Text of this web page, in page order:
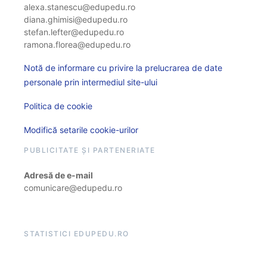
alexa.stanescu@edupedu.ro
diana.ghimisi@edupedu.ro
stefan.lefter@edupedu.ro
ramona.florea@edupedu.ro
Notă de informare cu privire la prelucrarea de date
personale prin intermediul site-ului
Politica de cookie
Modifică setarile cookie-urilor
PUBLICITATE ȘI PARTENERIATE
Adresă de e-mail
comunicare@edupedu.ro
STATISTICI EDUPEDU.RO